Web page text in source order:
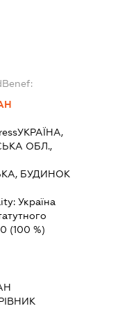
УКРАЇНА,
ОБЛ.,
БУДИНОК
Україна
(100 %)